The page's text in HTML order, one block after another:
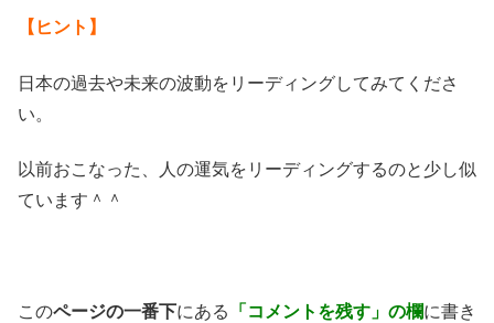
【ヒント】
日本の過去や未来の波動をリーディングしてみてくださ
い。
以前おこなった、人の運気をリーディングするのと少し似
ています＾＾
このページの一番下にある 「コメントを残す」の欄に書き